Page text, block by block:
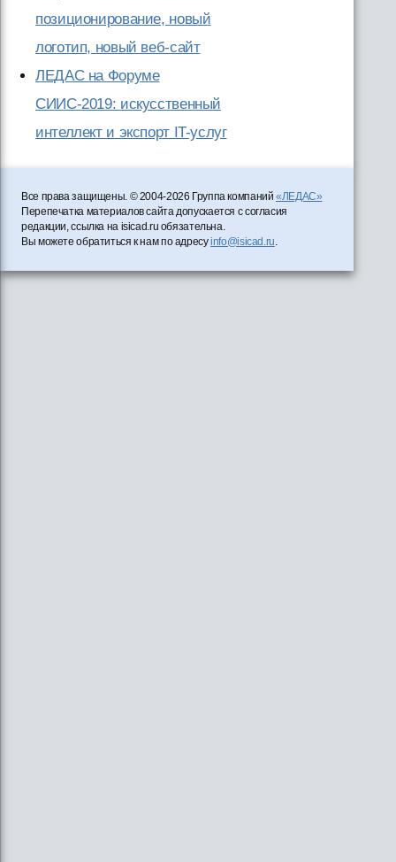
позиционирование, новый
логотип, новый веб-сайт
ЛЕДАС на Форуме
СИИС-2019: искусственный
интеллект и экспорт IT-услуг
Все права защищены. © 2004-2026 Группа компаний«ЛЕДАС»
Перепечатка материалов сайта допускается с согласия
редакции, ссылка на isicad.ru обязательна.
Вы можете обратиться к нам по адресуinfo@isicad.ru.